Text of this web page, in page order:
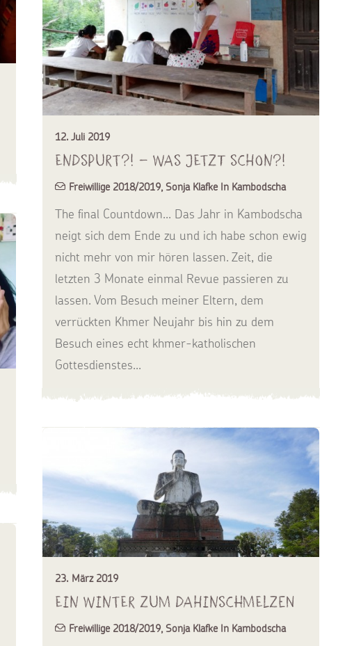
12. Juli 2019
Endspurt?! – was jetzt schon?!
Freiwillige 2018/2019, Sonja Klafke In Kambodscha
The final Countdown... Das Jahr in Kambodscha
neigt sich dem Ende zu und ich habe schon ewig
nicht mehr von mir hören lassen. Zeit, die
letzten 3 Monate einmal Revue passieren zu
lassen. Vom Besuch meiner Eltern, dem
verrückten Khmer Neujahr bis hin zu dem
Besuch eines echt khmer-katholischen
Gottesdienstes...
23. März 2019
Ein Winter zum Dahinschmelzen
Freiwillige 2018/2019, Sonja Klafke In Kambodscha